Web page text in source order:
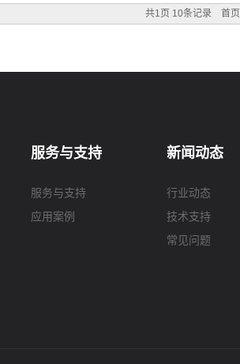
共1页 10条记录 首页
服务与支持
服务与支持
应用案例
新闻动态
行业动态
技术支持
常见问题